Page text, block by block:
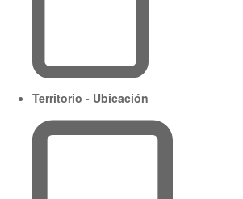
Territorio - Ubicación